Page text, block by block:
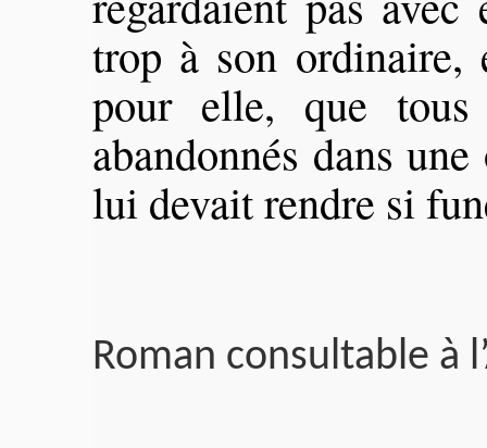
trop à son
pour elle, que tous
abandonnés dans
lui devait rendre si
Roman consultable à